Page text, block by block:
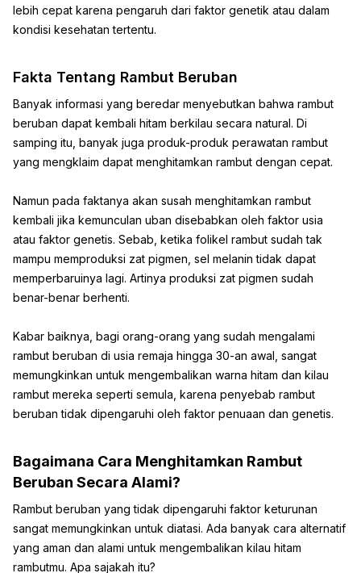
lebih cepat karena pengaruh dari faktor genetik atau dalam
kondisi kesehatan tertentu.
Fakta Tentang Rambut Beruban
Banyak informasi yang beredar menyebutkan bahwa rambut
beruban dapat kembali hitam berkilau secara natural. Di
samping itu, banyak juga produk-produk perawatan rambut
yang mengklaim dapat menghitamkan rambut dengan cepat.
Namun pada faktanya akan susah menghitamkan rambut
kembali jika kemunculan uban disebabkan oleh faktor usia
atau faktor genetis. Sebab, ketika folikel rambut sudah tak
mampu memproduksi zat pigmen, sel melanin tidak dapat
memperbaruinya lagi. Artinya produksi zat pigmen sudah
benar-benar berhenti.
Kabar baiknya, bagi orang-orang yang sudah mengalami
rambut beruban di usia remaja hingga 30-an awal, sangat
memungkinkan untuk mengembalikan warna hitam dan kilau
rambut mereka seperti semula, karena penyebab rambut
beruban tidak dipengaruhi oleh faktor penuaan dan genetis.
Bagaimana Cara Menghitamkan Rambut
Beruban Secara Alami?
Rambut beruban yang tidak dipengaruhi faktor keturunan
sangat memungkinkan untuk diatasi. Ada banyak cara alternatif
yang aman dan alami untuk mengembalikan kilau hitam
rambutmu. Apa sajakah itu?